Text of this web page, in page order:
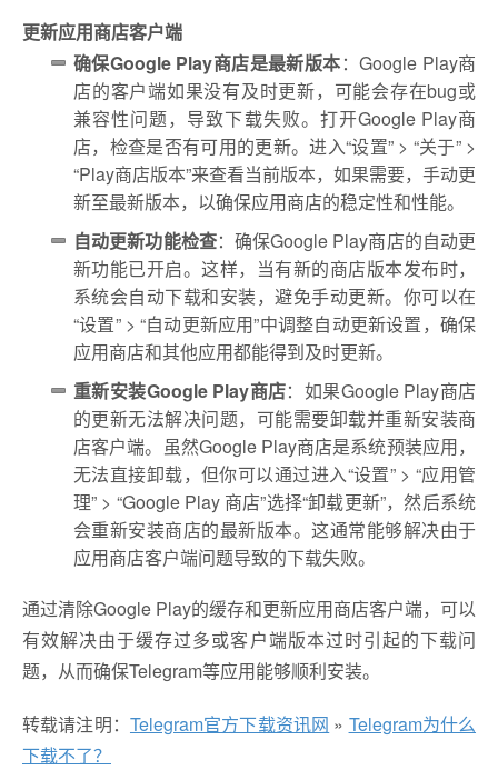
更新应用商店客户端
确保Google Play商店是最新版本：Google Play商
店的客户端如果没有及时更新，可能会存在bug或
兼容性问题，导致下载失败。打开Google Play商
店，检查是否有可用的更新。进入“设置” > “关于” >
“Play商店版本”来查看当前版本，如果需要，手动更
新至最新版本，以确保应用商店的稳定性和性能。
自动更新功能检查：确保Google Play商店的自动更
新功能已开启。这样，当有新的商店版本发布时，
系统会自动下载和安装，避免手动更新。你可以在
“设置” > “自动更新应用”中调整自动更新设置，确保
应用商店和其他应用都能得到及时更新。
重新安装Google Play商店：如果Google Play商店
的更新无法解决问题，可能需要卸载并重新安装商
店客户端。虽然Google Play商店是系统预装应用，
无法直接卸载，但你可以通过进入“设置” > “应用管
理” > “Google Play 商店”选择“卸载更新”，然后系统
会重新安装商店的最新版本。这通常能够解决由于
应用商店客户端问题导致的下载失败。
通过清除Google Play的缓存和更新应用商店客户端，可以
有效解决由于缓存过多或客户端版本过时引起的下载问
题，从而确保Telegram等应用能够顺利安装。
转载请注明： Telegram官方下载资讯网 » Telegram为什么
下载不了？